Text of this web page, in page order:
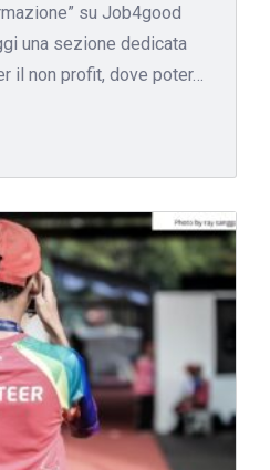
su Job4good
una sezione dedicata
il non profit, dove poter…